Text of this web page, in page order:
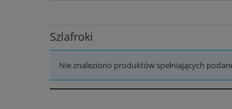
Szlafroki
Nie znaleziono produktów spełniających